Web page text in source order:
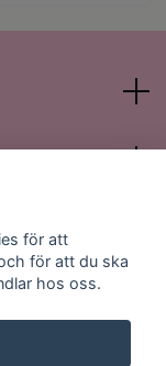
för att
för att du ska
hos oss.